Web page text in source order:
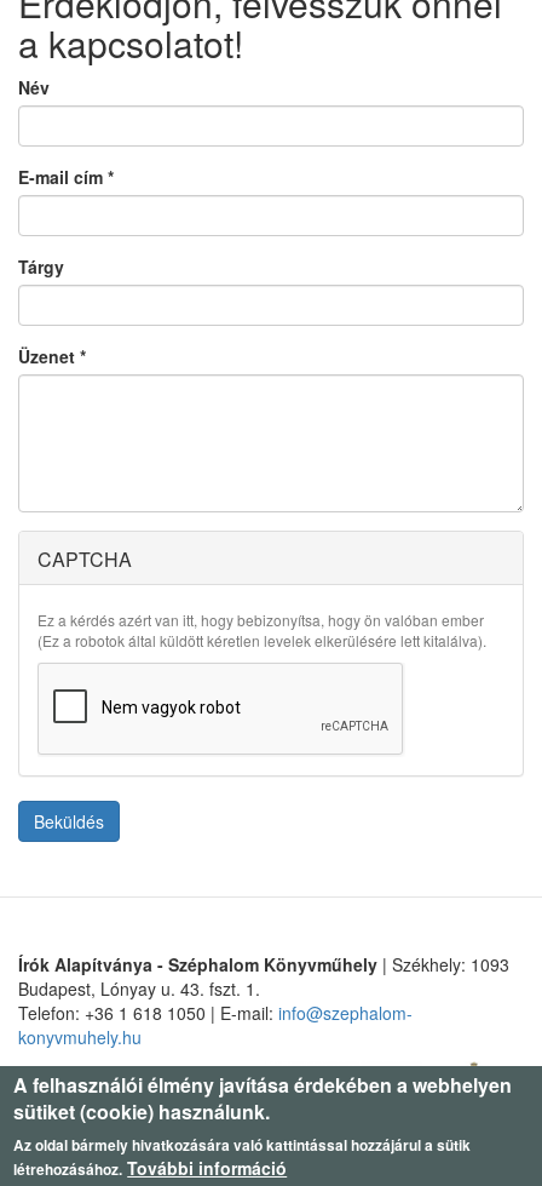
a kapcsolatot!
Név
E-mail cím *
Tárgy
Üzenet *
CAPTCHA
Ez a kérdés azért van itt, hogy bebizonyítsa, hogy ön valóban ember
(Ez a robotok által küldött kéretlen levelek elkerülésére lett kitalálva).
Beküldés
Írók Alapítványa - Széphalom Könyvműhely | Székhely: 1093
Budapest, Lónyay u. 43. fszt. 1.
Telefon: +36 1 618 1050 | E-mail: info@szephalom-
konyvmuhely.hu
A felhasználói élmény javítása érdekében a webhelyen
sütiket (cookie) használunk.
Az oldal bármely hivatkozására való kattintással hozzájárul a sütik
létrehozásához. További információ